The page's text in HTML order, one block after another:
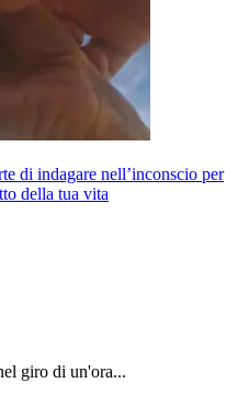
di indagare nell’inconscio per
della tua vita
giro di un'ora...